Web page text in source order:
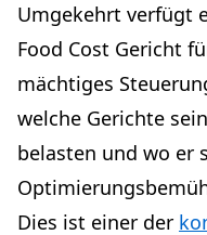
Umgekehrt verfügt
Food Cost Gericht
mächtiges
welche Gerichte
belasten und wo er
Dies ist einer der